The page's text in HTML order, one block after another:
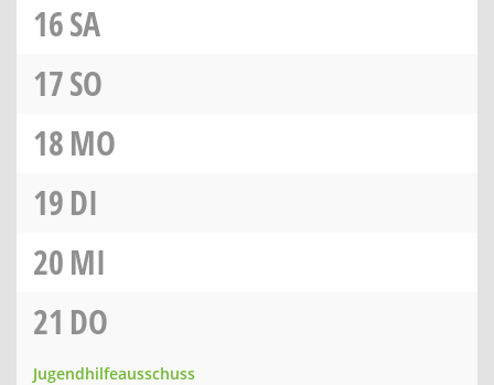
16SA
17SO
18MO
19DI
20MI
21 DO
Jugendhilfeausschuss